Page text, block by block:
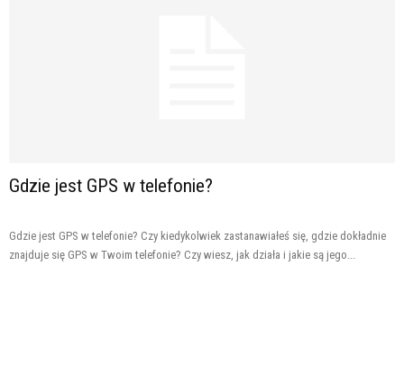
Gdzie jest GPS w telefonie?
Gdzie jest GPS w telefonie? Czy kiedykolwiek zastanawiałeś się, gdzie dokładnie
znajduje się GPS w Twoim telefonie? Czy wiesz, jak działa i jakie są jego...